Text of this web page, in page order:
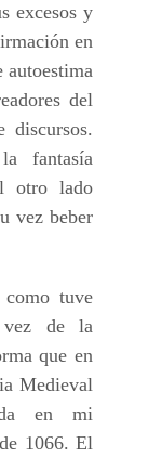
excesos y
en
autoestima
del
discursos.
fantasía
otro lado
vez beber
tuve
vez de la
que en
Medieval
en mi
1066. El